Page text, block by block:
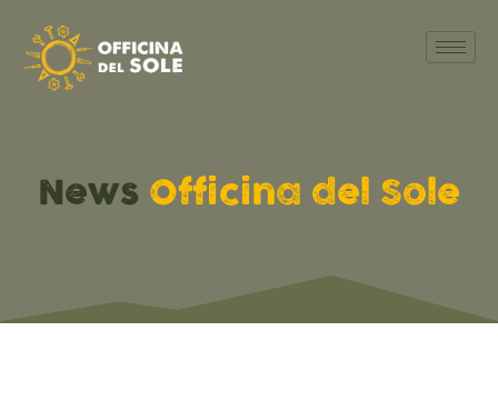
News Officina del Sole